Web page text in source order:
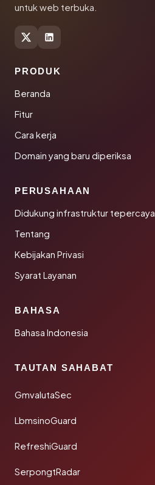
untuk web terbuka.
PRODUK
Beranda
Fitur
Cara kerja
Domain yang baru diperiksa
PERUSAHAAN
Didukung infrastruktur tepercaya
Tentang
Kebijakan Privasi
Syarat Layanan
BAHASA
Bahasa Indonesia
TAUTAN SAHABAT
GmvalutaSec
LbmsinoGuard
RefreshiGuard
SerpongtRadar